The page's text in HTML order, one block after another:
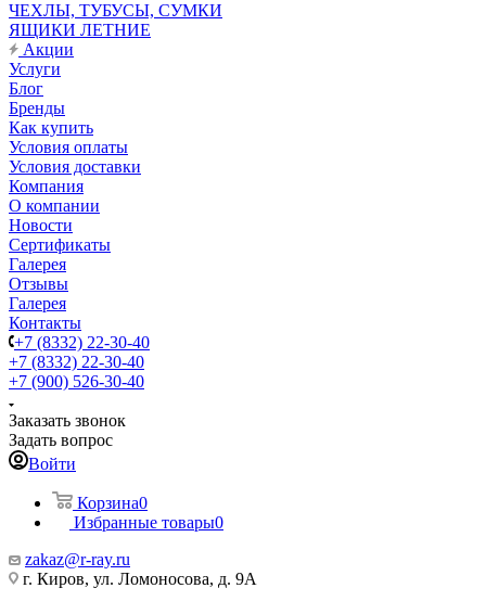
ЧЕХЛЫ, ТУБУСЫ, СУМКИ
ЯЩИКИ ЛЕТНИЕ
Акции
Услуги
Блог
Бренды
Как купить
Условия оплаты
Условия доставки
Компания
О компании
Новости
Сертификаты
Галерея
Отзывы
Галерея
Контакты
+7 (8332) 22-30-40
+7 (8332) 22-30-40
+7 (900) 526-30-40
Заказать звонок
Задать вопрос
Войти
Корзина0
Избранные товары0
zakaz@r-ray.ru
г. Киров, ул. Ломоносова, д. 9А